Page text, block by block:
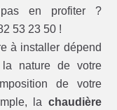
en profiter ?
53 23 50 !
à installer dépend
la nature de votre
de votre
la chaudière